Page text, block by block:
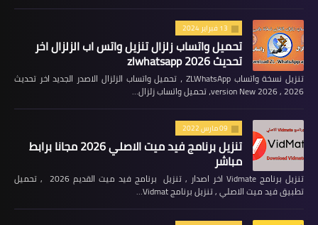
13 فبراير 2024
تحميل واتساب زلزال تنزيل واتس اب الزلزال اخر
تحديث 2026 zlwhatsapp
تنزيل نسخة واتساب ZLWhatsApp ، تحميل واتساب الزلزال الاصدر الجديد اخر تحديث
2026 , version New 2026، تحميل واتساب زلزال…
09 مارس 2022
تنزيل برنامج فيد ميت الاصلي 2026 مجانا برابط
مباشر
تنزيل برنامج Vidmate اخر اصدار , تنزيل برنامج فيد ميت القديم 2026 , تحميل
تطبيق فيد ميت الاصلي , تنزيل برنامج Vidmat…